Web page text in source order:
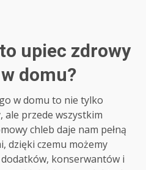
upiec zdrowy
domu?
w domu to nie tylko
ale przede wszystkim
chleb daje nam pełną
dzięki czemu możemy
konserwantów i